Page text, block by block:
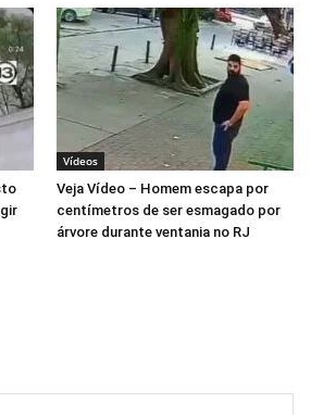
Vídeos
Veja Vídeo – Homem escapa por
centímetros de ser esmagado por
árvore durante ventania no RJ